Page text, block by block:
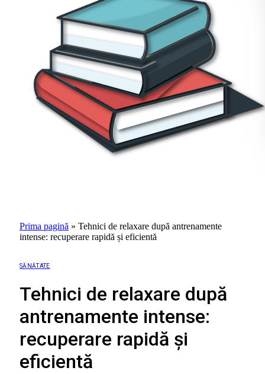
Prima pagină » Tehnici de relaxare după antrenamente
intense: recuperare rapidă și eficientă
SĂNĂTATE
Tehnici de relaxare după
antrenamente intense:
recuperare rapidă și
eficientă